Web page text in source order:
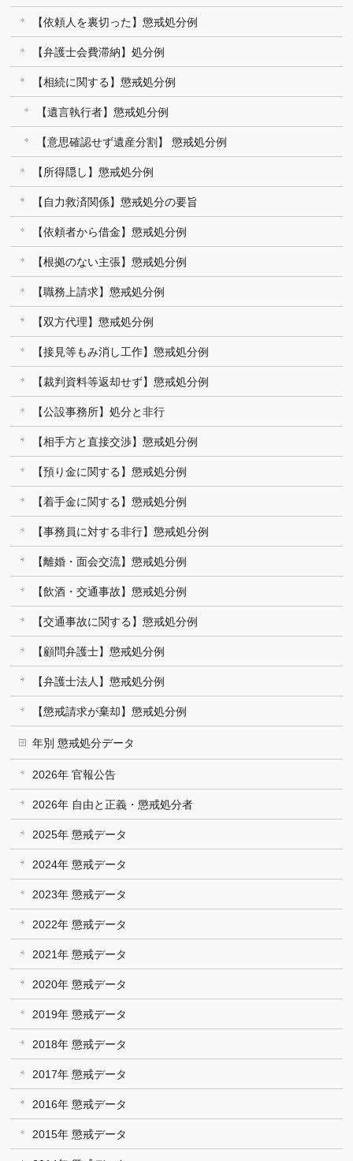
【依頼人を裏切った】懲戒処分例
【弁護士会費滞納】処分例
【相続に関する】懲戒処分例
【遺言執行者】懲戒処分例
【意思確認せず遺産分割】 懲戒処分例
【所得隠し】懲戒処分例
【自力救済関係】懲戒処分の要旨
【依頼者から借金】懲戒処分例
【根拠のない主張】懲戒処分例
【職務上請求】懲戒処分例
【双方代理】懲戒処分例
【接見等もみ消し工作】懲戒処分例
【裁判資料等返却せず】懲戒処分例
【公設事務所】処分と非行
【相手方と直接交渉】懲戒処分例
【預り金に関する】懲戒処分例
【着手金に関する】懲戒処分例
【事務員に対する非行】懲戒処分例
【離婚・面会交流】懲戒処分例
【飲酒・交通事故】懲戒処分例
【交通事故に関する】懲戒処分例
【顧問弁護士】懲戒処分例
【弁護士法人】懲戒処分例
【懲戒請求が棄却】懲戒処分例
年別 懲戒処分データ
2026年 官報公告
2026年 自由と正義・懲戒処分者
2025年 懲戒データ
2024年 懲戒データ
2023年 懲戒データ
2022年 懲戒データ
2021年 懲戒データ
2020年 懲戒データ
2019年 懲戒データ
2018年 懲戒データ
2017年 懲戒データ
2016年 懲戒データ
2015年 懲戒データ